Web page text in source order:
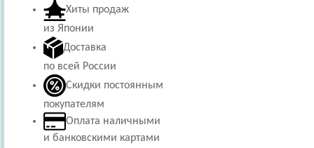
Хиты продаж
из Японии
Доставка
по всей России
Скидки постоянным
покупателям
Оплата наличными
и банковскими картами